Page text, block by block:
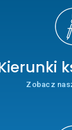
Zobacz